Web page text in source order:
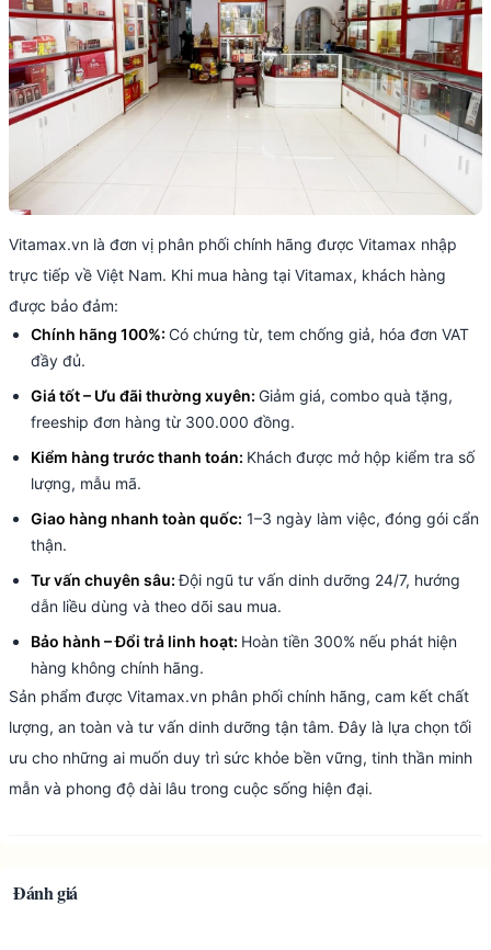
Vitamax.vn là đơn vị phân phối chính hãng được Vitamax nhập
trực tiếp về Việt Nam. Khi mua hàng tại Vitamax, khách hàng
được bảo đảm:
Chính hãng 100%: Có chứng từ, tem chống giả, hóa đơn VAT
đầy đủ.
Giá tốt – Ưu đãi thường xuyên: Giảm giá, combo quà tặng,
freeship đơn hàng từ 300.000 đồng.
Kiểm hàng trước thanh toán: Khách được mở hộp kiểm tra số
lượng, mẫu mã.
Giao hàng nhanh toàn quốc: 1–3 ngày làm việc, đóng gói cẩn
thận.
Tư vấn chuyên sâu:Đội ngũ tư vấn dinh dưỡng 24/7, hướng
dẫn liều dùng và theo dõi sau mua.
Bảo hành – Đổi trả linh hoạt: Hoàn tiền 300% nếu phát hiện
hàng không chính hãng.
Sản phẩm được Vitamax.vn phân phối chính hãng, cam kết chất
lượng, an toàn và tư vấn dinh dưỡng tận tâm. Đây là lựa chọn tối
ưu cho những ai muốn duy trì sức khỏe bền vững, tinh thần minh
mẫn và phong độ dài lâu trong cuộc sống hiện đại.
Đánh giá